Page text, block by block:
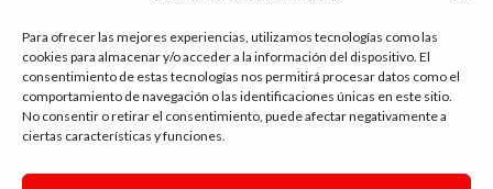
Para ofrecer las mejores experiencias, utilizamos tecnologías como las
cookies para almacenar y/o acceder a la información del dispositivo. El
consentimiento de estas tecnologías nos permitirá procesar datos como el
comportamiento de navegación o las identificaciones únicas en este sitio.
No consentir o retirar el consentimiento, puede afectar negativamente a
ciertas características y funciones.
tienda vapeo málaga